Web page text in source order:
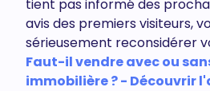
tient pas informé des
avis des premiers visiteurs,
sérieusement reconsidérer
Faut-il vendre avec ou
immobilière ? - Découvrir